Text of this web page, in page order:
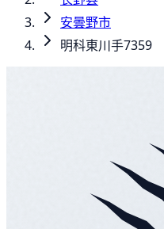
安曇野市
明科東川手7359